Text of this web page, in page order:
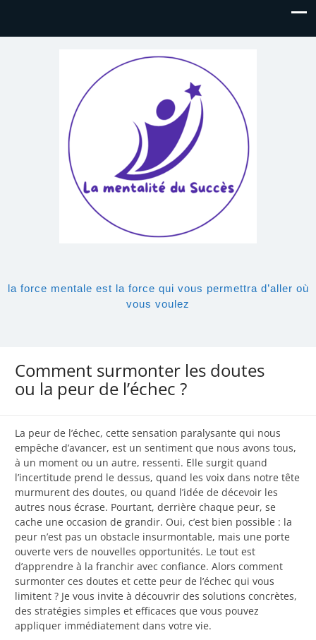
la force mentale est la force qui vous permettra d’aller où
vous voulez
Comment surmonter les doutes
ou la peur de l’échec ?
La peur de l’échec, cette sensation paralysante qui nous
empêche d’avancer, est un sentiment que nous avons tous,
à un moment ou un autre, ressenti. Elle surgit quand
l’incertitude prend le dessus, quand les voix dans notre tête
murmurent des doutes, ou quand l’idée de décevoir les
autres nous écrase. Pourtant, derrière chaque peur, se
cache une occasion de grandir. Oui, c’est bien possible : la
peur n’est pas un obstacle insurmontable, mais une porte
ouverte vers de nouvelles opportunités. Le tout est
d’apprendre à la franchir avec confiance. Alors comment
surmonter ces doutes et cette peur de l’échec qui vous
limitent ? Je vous invite à découvrir des solutions concrètes,
des stratégies simples et efficaces que vous pouvez
appliquer immédiatement dans votre vie.